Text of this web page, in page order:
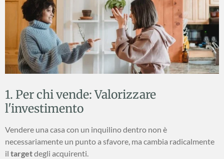
1. Per chi vende: Valorizzare
l'investimento
Vendere una casa con un inquilino dentro non è
necessariamente un punto a sfavore, ma cambia radicalmente
il targetdegli acquirenti.